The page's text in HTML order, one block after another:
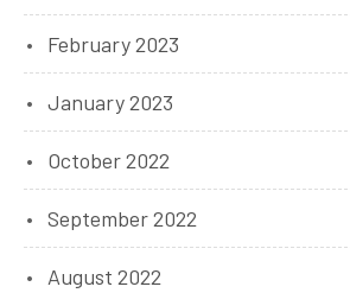
February 2023
January 2023
October 2022
September 2022
August 2022